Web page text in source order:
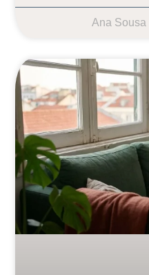
Ana Sousa